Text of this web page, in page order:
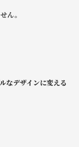
ん。
なデザインに変える